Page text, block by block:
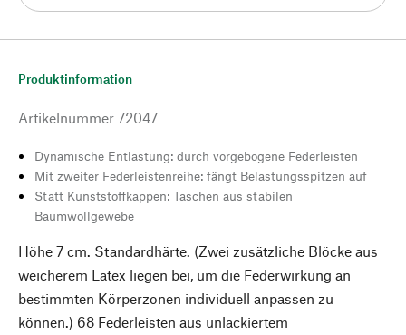
Produktinformation
Artikelnummer 72047
Dynamische Entlastung: durch vorgebogene Federleisten
Mit zweiter Federleistenreihe: fängt Belastungsspitzen auf
Statt Kunststoffkappen: Taschen aus stabilen
Baumwollgewebe
Höhe 7 cm. Standardhärte. (Zwei zusätzliche Blöcke aus
weicherem Latex liegen bei, um die Federwirkung an
bestimmten Körperzonen individuell anpassen zu
können.) 68 Federleisten aus unlackiertem